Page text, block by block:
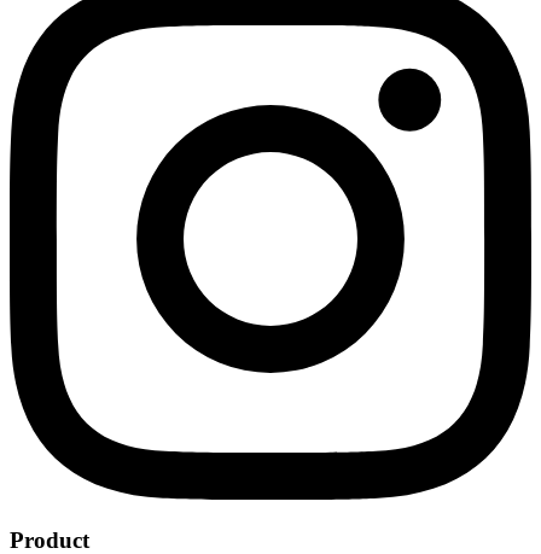
Product